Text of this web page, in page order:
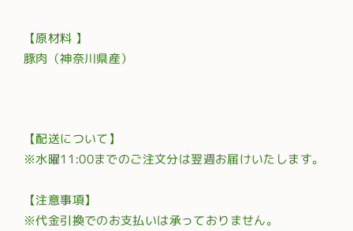
【原材料 】
豚肉（神奈川県産）
【配送について】
※水曜11:00までのご注文分は翌週お届けいたします。
【注意事項】
※代金引換でのお支払いは承っておりません。